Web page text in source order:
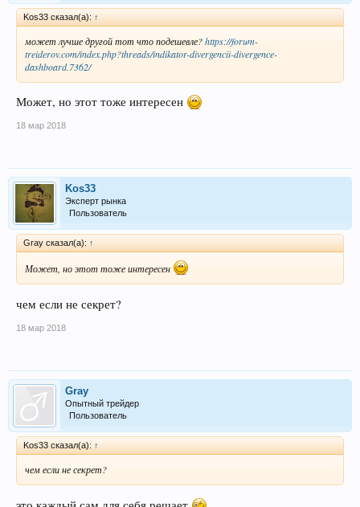
Kos33 сказал(а): ↑
может лучше другой тот что подешевле?https://forum-
treiderov.com/index.php?threads/indikator-divergencii-divergence-
dashboard.7362/
Может, но этот тоже интересен
18 мар 2018
Kos33
Эксперт рынка
Пользователь
Gray сказал(а): ↑
Может, но этот тоже интересен
чем если не секрет?
18 мар 2018
Gray
Опытный трейдер
Пользователь
Kos33 сказал(а): ↑
чем если не секрет?